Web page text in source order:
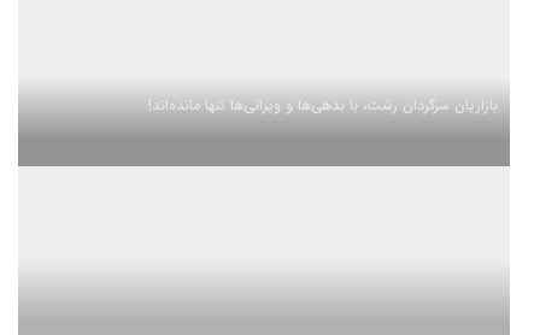
بازاریان سرگردان رشت، با بدهی‌ها و ویرانی‌ها تنها مانده‌اند!